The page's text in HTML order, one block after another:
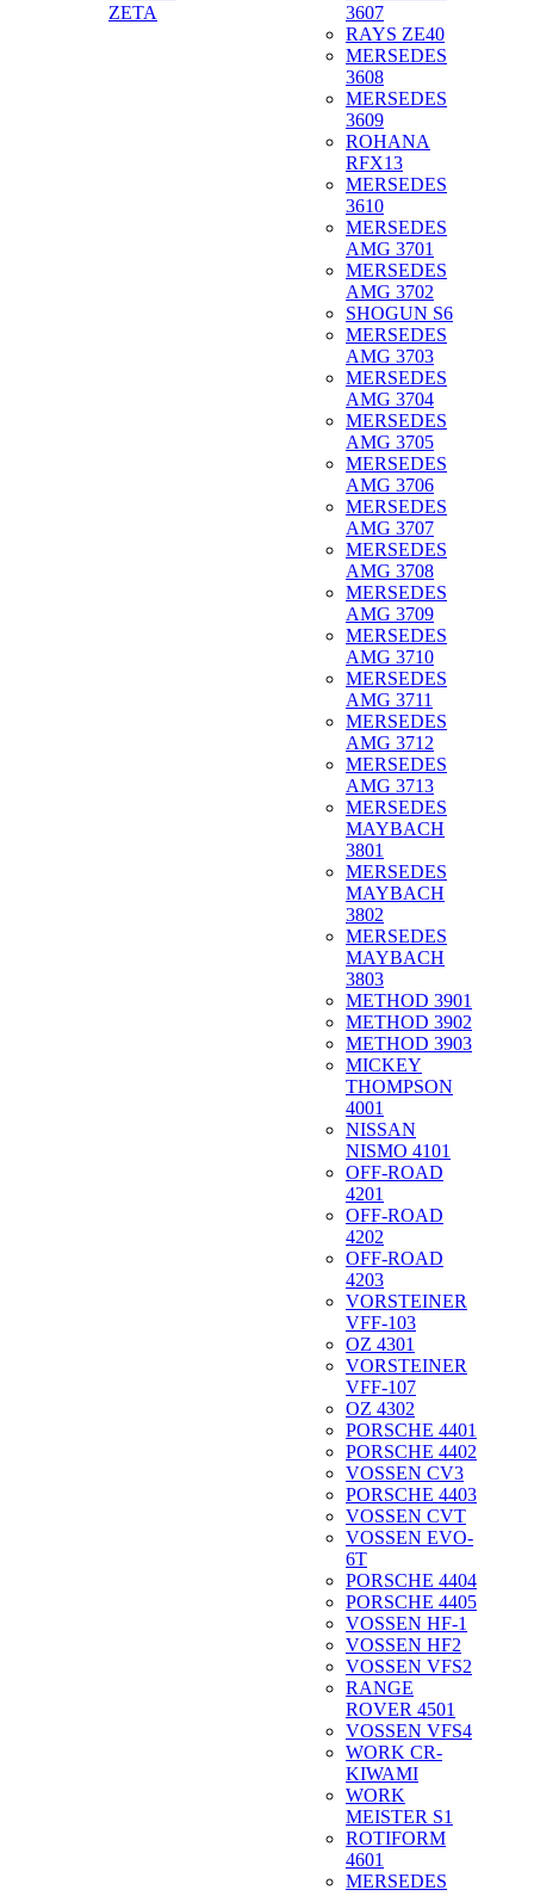
ZETA
3607
RAYS ZE40
MERSEDES
3608
MERSEDES
3609
ROHANA
RFX13
MERSEDES
3610
MERSEDES
AMG 3701
MERSEDES
AMG 3702
SHOGUN S6
MERSEDES
AMG 3703
MERSEDES
AMG 3704
MERSEDES
AMG 3705
MERSEDES
AMG 3706
MERSEDES
AMG 3707
MERSEDES
AMG 3708
MERSEDES
AMG 3709
MERSEDES
AMG 3710
MERSEDES
AMG 3711
MERSEDES
AMG 3712
MERSEDES
AMG 3713
MERSEDES
MAYBACH
3801
MERSEDES
MAYBACH
3802
MERSEDES
MAYBACH
3803
METHOD 3901
METHOD 3902
METHOD 3903
MICKEY
THOMPSON
4001
NISSAN
NISMO 4101
OFF-ROAD
4201
OFF-ROAD
4202
OFF-ROAD
4203
VORSTEINER
VFF-103
OZ 4301
VORSTEINER
VFF-107
OZ 4302
PORSCHE 4401
PORSCHE 4402
VOSSEN CV3
PORSCHE 4403
VOSSEN CVT
VOSSEN EVO-
6T
PORSCHE 4404
PORSCHE 4405
VOSSEN HF-1
VOSSEN HF2
VOSSEN VFS2
RANGE
ROVER 4501
VOSSEN VFS4
WORK CR-
KIWAMI
WORK
MEISTER S1
ROTIFORM
4601
MERSEDES